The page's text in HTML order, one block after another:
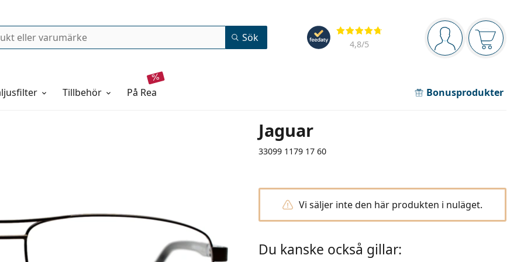
Navigeringsmeny
Du är inloggad
Recensioner
4,8/5
Sök
Tillbehör på rea Bonusprodukter
Jaguar
33099 1179 17 60
Vi säljer inte den här produkten i nuläget.
Du kanske också gillar: